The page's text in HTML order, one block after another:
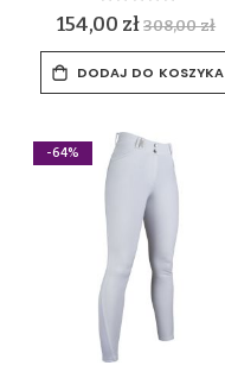
0%
154,00 zł308,00 zł
DODAJ DO KOSZYKA
-64%